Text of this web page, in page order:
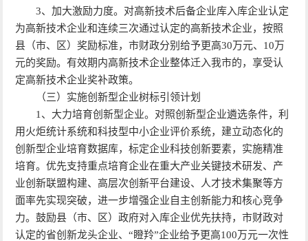
3、加大激励力度。对高新技术后备企业库入库企业认定
为高新技术企业和连续三次通过认定的高新技术企业，按照
县（市、区）奖励标准，市财政分别给予更高30万元、10万
元的奖励。有效期内高新技术企业整体迁入我市的，享受认
定高新技术企业奖补政策。
（三）实施创新型企业树标引领计划
1、大力培育创新型企业。对照创新型企业遴选条件，利
用火炬统计系统和科技型中小企业评价系统，建立动态化的
创新型企业培育数据库，标定企业科技创新要素，实施精准
培育。优先支持重点培育企业在重大产业关键技术研发、产
业创新联盟构建、高层次创新平台建设、人才技术集聚等方
面率先实现突破，进一步增强企业自主创新能力和核心竞争
力。鼓励县（市、区）政府对入库企业优先扶持，市财政对
认定的省创新龙头企业、“瞪羚”企业给予更高100万元一次性